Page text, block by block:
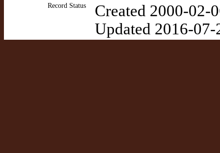
Record Status
Created 2000-02-
Updated 2016-07-